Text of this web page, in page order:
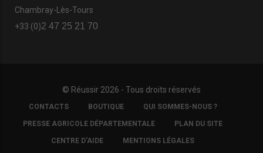
Chambray-Lès-Tours
+33 (0)2 47 25 21 70
© Réussir 2026 - Tous droits réservés
FOOTER
COPYRIGHT
CONTACTS BOUTIQUE QUI SOMMES-NOUS ?
PRESSE AGRICOLE DÉPARTEMENTALE PLAN DU SITE
CENTRE D'AIDE MENTIONS LÉGALES